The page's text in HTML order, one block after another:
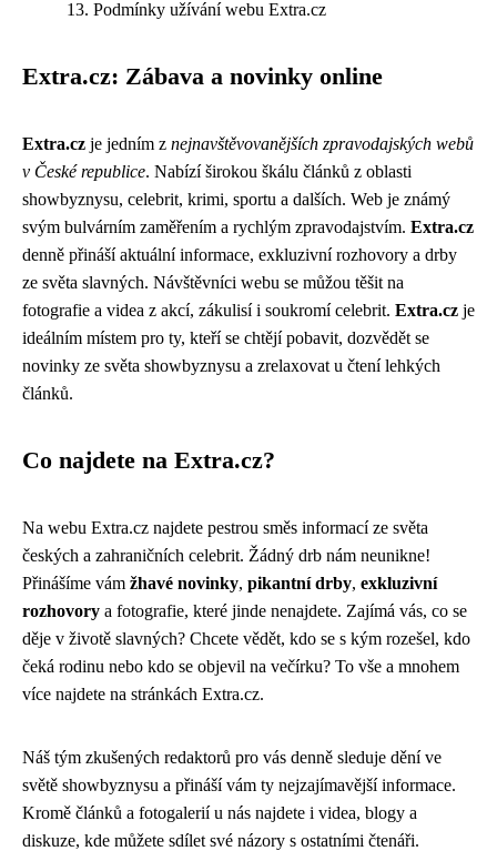
Podmínky užívání webu Extra.cz
Extra.cz: Zábava a novinky online
Extra.cz je jedním z nejnavštěvovanějších zpravodajských webů
v České republice. Nabízí širokou škálu článků z oblasti
showbyznysu, celebrit, krimi, sportu a dalších. Web je známý
svým bulvárním zaměřením a rychlým zpravodajstvím. Extra.cz
denně přináší aktuální informace, exkluzivní rozhovory a drby
ze světa slavných. Návštěvníci webu se můžou těšit na
fotografie a videa z akcí, zákulisí i soukromí celebrit. Extra.cz je
ideálním místem pro ty, kteří se chtějí pobavit, dozvědět se
novinky ze světa showbyznysu a zrelaxovat u čtení lehkých
článků.
Co najdete na Extra.cz?
Na webu Extra.cz najdete pestrou směs informací ze světa
českých a zahraničních celebrit. Žádný drb nám neunikne!
Přinášíme vám žhavé novinky, pikantní drby, exkluzivní
rozhovory a fotografie, které jinde nenajdete. Zajímá vás, co se
děje v životě slavných? Chcete vědět, kdo se s kým rozešel, kdo
čeká rodinu nebo kdo se objevil na večírku? To vše a mnohem
více najdete na stránkách Extra.cz.
Náš tým zkušených redaktorů pro vás denně sleduje dění ve
světě showbyznysu a přináší vám ty nejzajímavější informace.
Kromě článků a fotogalerií u nás najdete i videa, blogy a
diskuze, kde můžete sdílet své názory s ostatními čtenáři.